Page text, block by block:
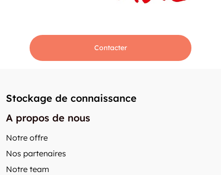
Contacter
Stockage de connaissance
A propos de nous
Notre offre
Nos partenaires
Notre team